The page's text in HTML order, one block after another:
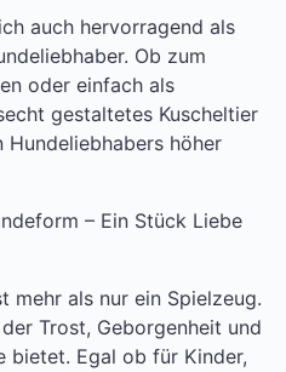
auch hervorragend als
Ob zum
oder einfach als
gestaltetes Kuscheltier
Hundeliebhabers höher
– Ein Stück Liebe
mehr als nur ein Spielzeug.
Trost, Geborgenheit und
bietet. Egal ob für Kinder,